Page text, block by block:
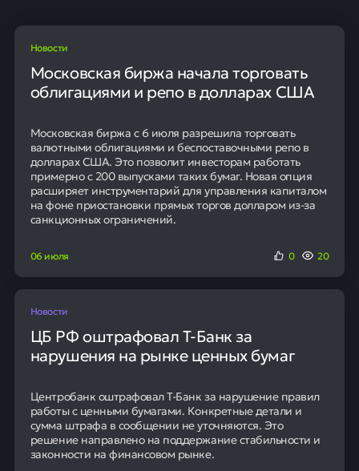
Предыдущее разрешение истекло 16 мая, и ожидание
нового решения вызвало рост дисконта на
российское сырье.
Контекст мирового рынка
Новое разрешение направлено на стабилизацию
рынка нефти и обеспечение поставок в энергетически
уязвимые страны. По заявлению официальных лиц,
лицензия также призвана ограничить возможности
для накопления нефти, приобретенной со скидкой.
Это уже четвертая лицензия такого рода,
предоставленная после начала конфликта на
Ближнем Востоке.
95
Наших клиентов получают
положительное решение в банке